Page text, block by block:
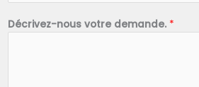
Décrivez-nous votre demande. *